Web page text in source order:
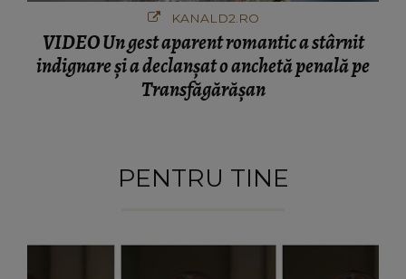
KANALD2.RO
VIDEO Un gest aparent romantic a stârnit
indignare și a declanșat o anchetă penală pe
Transfăgărășan
PENTRU TINE